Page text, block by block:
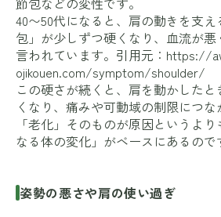
40〜50代になると、肩の動きを支
包」が少しずつ硬くなり、血流が悪
言われています。引用元： https://
ojikouen.com/symptom/shoulder/
この硬さが続くと、肩を動かした
くなり、痛みや可動域の制限につな
「老化」そのものが原因というよ
なる体の変化」がベースにあるので
姿勢の悪さや肩の使い過ぎ